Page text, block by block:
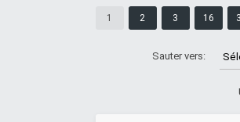
1 2 3 16
Sauter vers: